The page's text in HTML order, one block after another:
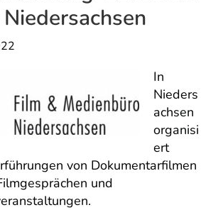
In
Nieders
achsen
organisi
ert
von Dokumentarfilmen
und